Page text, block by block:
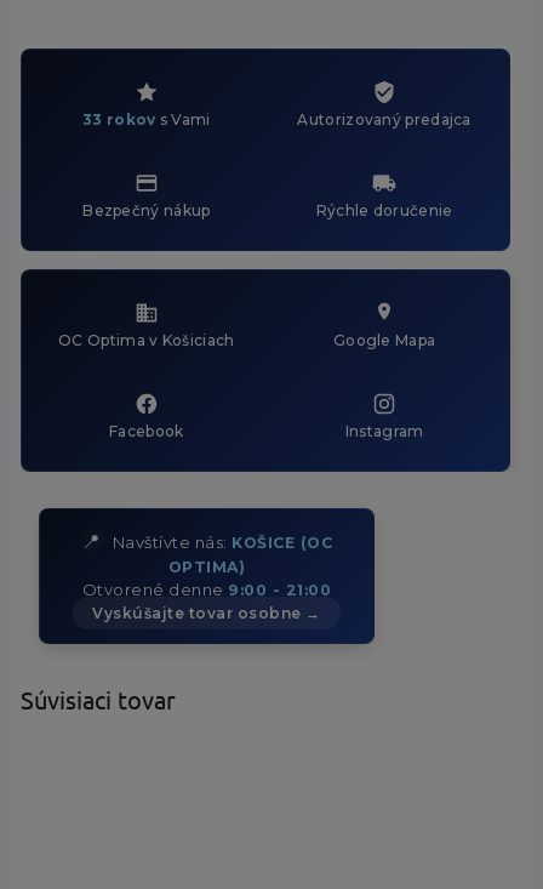
33 rokov s Vami Autorizovaný predajca
Bezpečný nákup Rýchle doručenie
OC Optima v Košiciach Google Mapa
Facebook Instagram
📍 Navštívte nás: KOŠICE (OC
OPTIMA)
Otvorené denne 9:00 - 21:00
Vyskúšajte tovar osobne →
Súvisiaci tovar